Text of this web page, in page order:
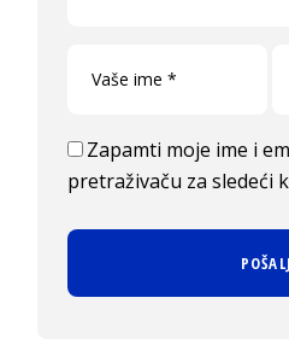
Zapamti moje ime i
pretraživaču za sledeći